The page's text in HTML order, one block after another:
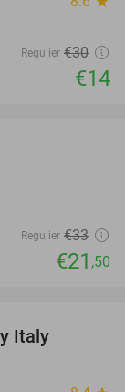
Regulier €30
€14
Regulier €33
€21 ,50
Italy